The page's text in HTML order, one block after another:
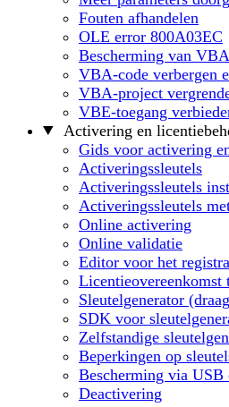
Fouten afhandelen
OLE error 800A03EC
Bescherming van
VBA-code verbergen
VBA-project
VBE-toegang
Activering en
Gids voor activering
Activeringssleutels
Activeringssleutels
Activeringssleutels
Online activering
Online validatie
Editor voor het
Licentieovereenkomst
Sleutelgenerator
SDK voor
Zelfstandige
Beperkingen op
Bescherming via USB
Deactivering